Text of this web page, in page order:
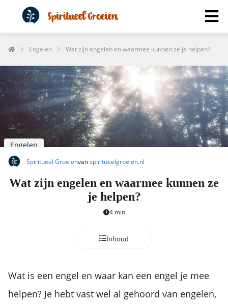
Engelen Wat zijn engelen en waarmee kunnen ze je helpen?
Engelen
Spiritueel Groeienvanspiritueelgroeien.nl
Wat zijn engelen en waarmee kunnen ze
je helpen?
4 min
Inhoud
Wat is een engel en waar kan een engel je mee
helpen? Je hebt vast wel al gehoord van engelen,